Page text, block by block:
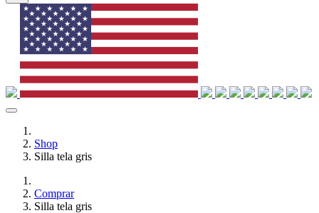
Shop
Silla tela gris
Comprar
Silla tela gris